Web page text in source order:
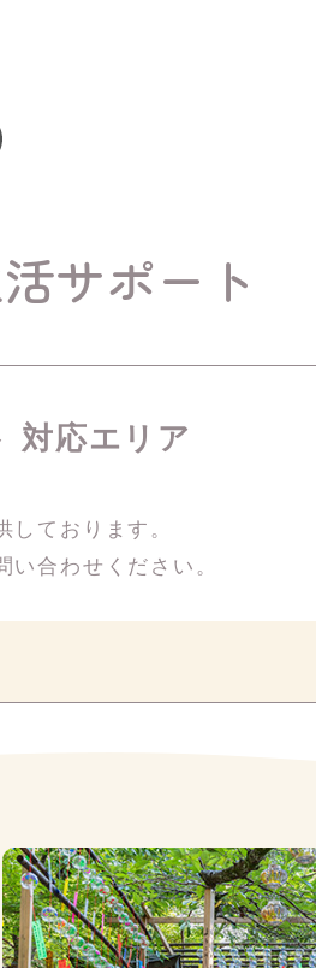
サポート
対応エリア
しております。
い合わせください。